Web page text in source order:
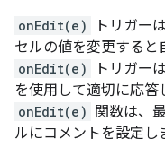
onEdit(e)
トリガー
セルの値を変更すると
onEdit(e)
トリガー
を使用して適切に応答
onEdit(e) 関数は、
ルにコメントを設定し